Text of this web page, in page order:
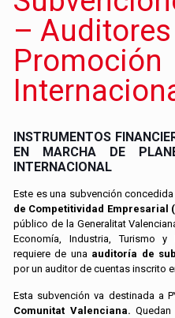
– Auditores
Promoción
INSTRUMENTOS
EN MARCHA DE
INTERNACIONAL
Este es una subvención concedida
de Competitividad Empresarial
público de la Generalitat
Economía, Industria, Turismo y
requiere de una auditoría de
por un auditor de cuentas inscrito
Esta subvención va destinada a
Comunitat Valenciana.